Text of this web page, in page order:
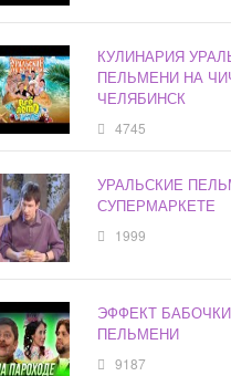
КУЛИНАРИЯ
ПЕЛЬМЕНИ НА
ЧЕЛЯБИНСК
4745
УРАЛЬСКИЕ
СУПЕРМАРКЕТЕ
1999
ЭФФЕКТ
ПЕЛЬМЕНИ
9187